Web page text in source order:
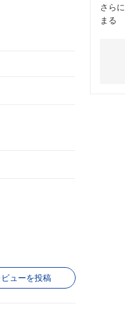
さらに
まる
ビューを投稿